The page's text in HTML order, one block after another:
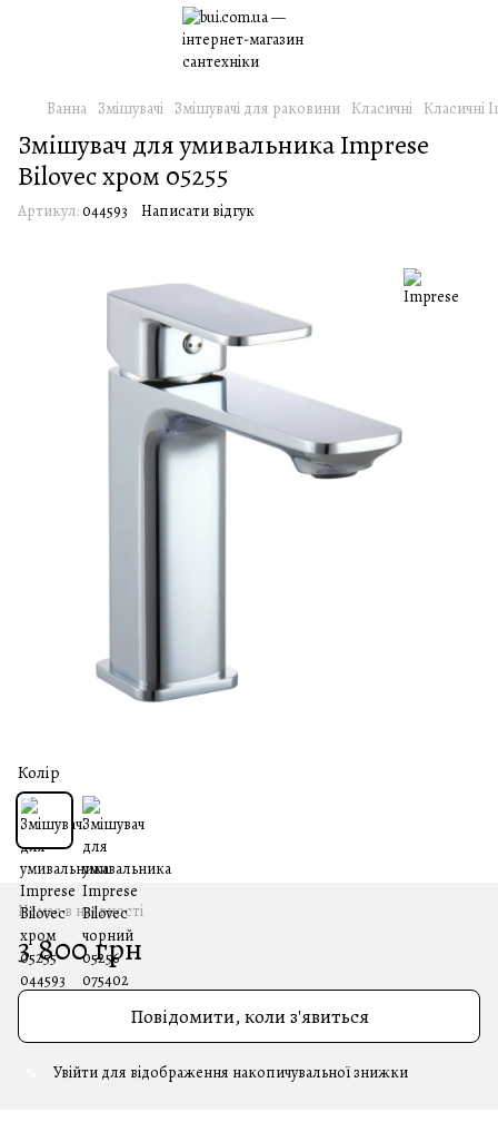
Ванна Змішувачі Змішувачі для раковини Класичні Класичні
Змішувач для умивальника Imprese
Bilovec хром 05255
Артикул:044593 Написати відгук
Колір
Немає в наявності
3 800 грн
Повідомити, коли з'явиться
Увійти для відображення накопичувальної знижки